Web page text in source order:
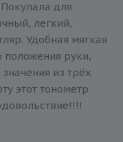
для
легкий,
Удобная мягкая
положения руки,
из трёх
этот тонометр